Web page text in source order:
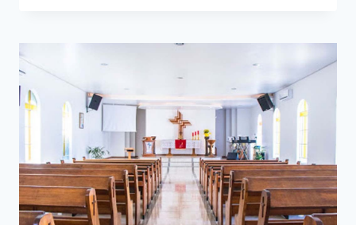
FUNCIONAMENTO
DE
MERCADOS
ATÉ
AS
21HS
EM
CORUMBÁ